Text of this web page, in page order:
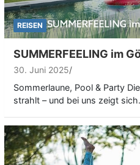
REISEN
SUMMERFEELING im
30. Juni 2025
Sommerlaune, Pool & Party
strahlt – und bei uns zeigt